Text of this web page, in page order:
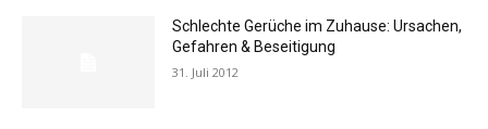
Schlechte Gerüche im Zuhause: Ursachen,
Gefahren & Beseitigung
31. Juli 2012